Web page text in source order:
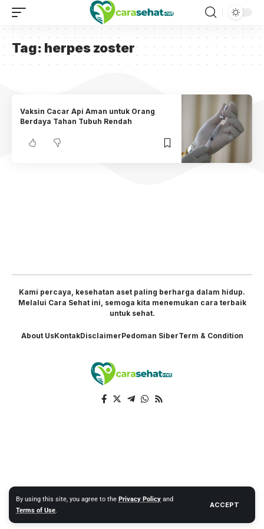
By using this site, you agree to the Privacy Policy and
Terms of Use.
ACCEPT
Tag: herpes zoster
Vaksin Cacar Api Aman untuk Orang
Berdaya Tahan Tubuh Rendah
Kami percaya, kesehatan aset paling berharga dalam hidup.
Melalui Cara Sehat ini, semoga kita menemukan cara terbaik
untuk sehat.
About UsKontakDisclaimerPedoman SiberTerm & Condition